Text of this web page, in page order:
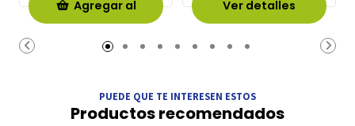
Agregar al
Carro
Ver detalles
PUEDE QUE TE INTERESEN ESTOS
Productos recomendados